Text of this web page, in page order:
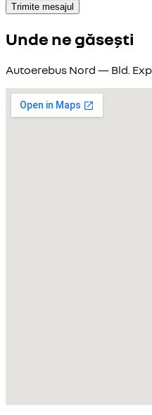
Trimite mesajul
Unde ne găsești
Autoerebus Nord — Bld.